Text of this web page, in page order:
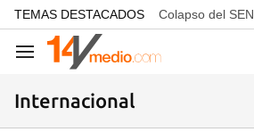
common.go-to-content
TEMAS DESTACADOS Colapso del SEN
Navegación
Internacional